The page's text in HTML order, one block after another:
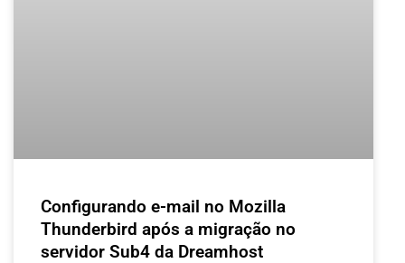
Configurando e-mail no Mozilla
Thunderbird após a migração no
servidor Sub4 da Dreamhost